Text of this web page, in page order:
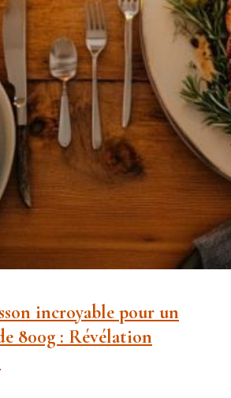
incroyable pour un
800g : Révélation